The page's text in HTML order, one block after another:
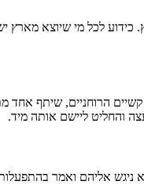
לכל מי שיוצא
הרוחניים, שיתף אחד
והחליט ליישם אותה מיד.
ניגש אליהם ואמר